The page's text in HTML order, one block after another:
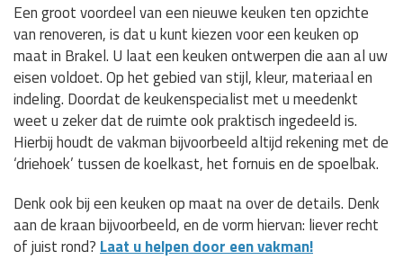
Een groot voordeel van een nieuwe keuken ten opzichte
van renoveren, is dat u kunt kiezen voor een keuken op
maat in Brakel. U laat een keuken ontwerpen die aan al uw
eisen voldoet. Op het gebied van stijl, kleur, materiaal en
indeling. Doordat de keukenspecialist met u meedenkt
weet u zeker dat de ruimte ook praktisch ingedeeld is.
Hierbij houdt de vakman bijvoorbeeld altijd rekening met de
‘driehoek’ tussen de koelkast, het fornuis en de spoelbak.
Denk ook bij een keuken op maat na over de details. Denk
aan de kraan bijvoorbeeld, en de vorm hiervan: liever recht
of juist rond? Laat u helpen door een vakman!